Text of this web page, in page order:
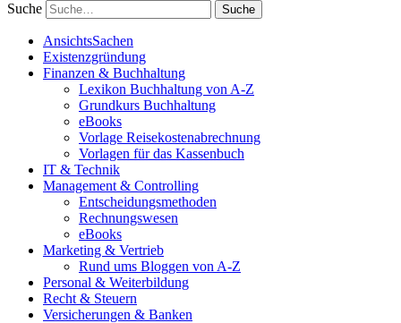
Suche
AnsichtsSachen
Existenzgründung
Finanzen & Buchhaltung
Lexikon Buchhaltung von A-Z
Grundkurs Buchhaltung
eBooks
Vorlage Reisekostenabrechnung
Vorlagen für das Kassenbuch
IT & Technik
Management & Controlling
Entscheidungsmethoden
Rechnungswesen
eBooks
Marketing & Vertrieb
Rund ums Bloggen von A-Z
Personal & Weiterbildung
Recht & Steuern
Versicherungen & Banken